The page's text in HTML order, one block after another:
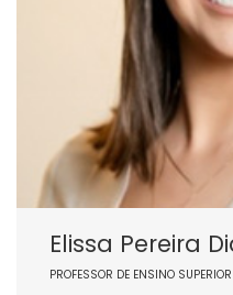
Elissa Pereira
PROFESSOR DE ENSINO SUPERIOR